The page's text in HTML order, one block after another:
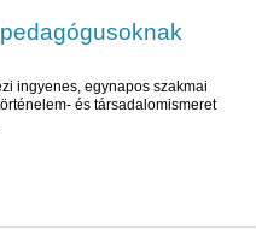
ingyenes, egynapos szakmai
és társadalomismeret